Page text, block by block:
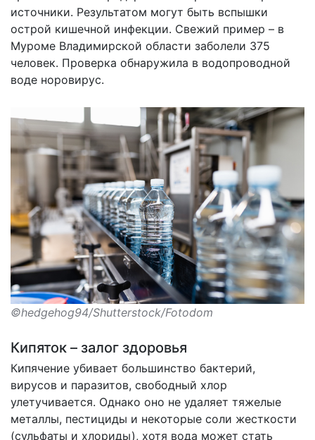
источники. Результатом могут быть вспышки
острой кишечной инфекции. Свежий пример – в
Муроме Владимирской области заболели 375
человек. Проверка обнаружила в водопроводной
воде норовирус.
©hedgehog94/Shutterstock/Fotodom
Кипяток – залог здоровья
Кипячение убивает большинство бактерий,
вирусов и паразитов, свободный хлор
улетучивается. Однако оно не удаляет тяжелые
металлы, пестициды и некоторые соли жесткости
(сульфаты и хлориды), хотя вода может стать